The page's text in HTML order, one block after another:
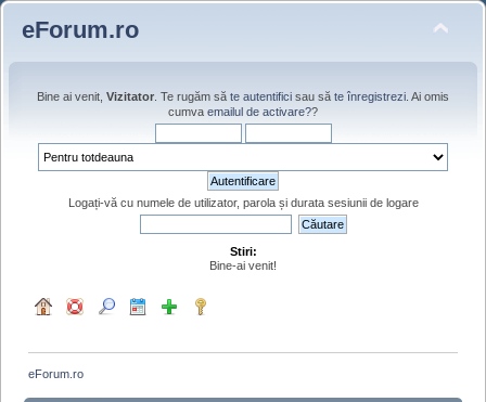
eForum.ro
Bine ai venit, Vizitator . Te rugăm să te autentifici sau să te înregistrezi . Ai omis
cumva emailul de activare??
Logați-vă cu numele de utilizator, parola și durata sesiunii de logare
Stiri:
Bine-ai venit!
eForum.ro